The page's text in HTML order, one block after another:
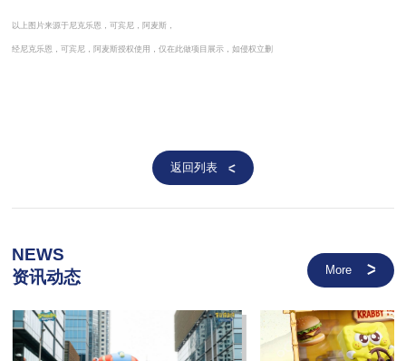
以上图片来源于尼克乐恩，可宾尼，阿麦斯 ，
经尼克乐恩，可宾尼，阿麦斯授权使用，仅在此做项目展示，如侵权立删
返回列表
NEWS
资讯动态
More